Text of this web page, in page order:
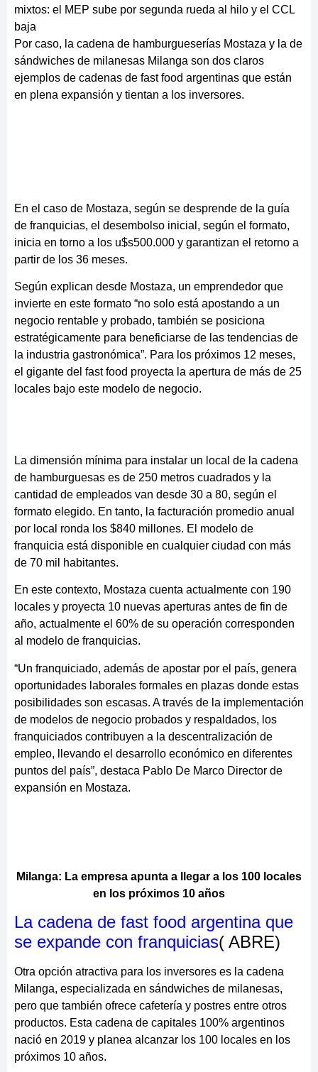
mixtos: el MEP sube por segunda rueda al hilo y el CCL
baja
Por caso, la cadena de hamburgueserías Mostaza y la de
sándwiches de milanesas Milanga son dos claros
ejemplos de cadenas de fast food argentinas que están
en plena expansión y tientan a los inversores.
En el caso de Mostaza, según se desprende de la guía
de franquicias, el desembolso inicial, según el formato,
inicia en torno a los u$s500.000 y garantizan el retorno a
partir de los 36 meses.
Según explican desde Mostaza, un emprendedor que
invierte en este formato “no solo está apostando a un
negocio rentable y probado, también se posiciona
estratégicamente para beneficiarse de las tendencias de
la industria gastronómica”. Para los próximos 12 meses,
el gigante del fast food proyecta la apertura de más de 25
locales bajo este modelo de negocio.
La dimensión mínima para instalar un local de la cadena
de hamburguesas es de 250 metros cuadrados y la
cantidad de empleados van desde 30 a 80, según el
formato elegido. En tanto, la facturación promedio anual
por local ronda los $840 millones. El modelo de
franquicia está disponible en cualquier ciudad con más
de 70 mil habitantes.
En este contexto, Mostaza cuenta actualmente con 190
locales y proyecta 10 nuevas aperturas antes de fin de
año, actualmente el 60% de su operación corresponden
al modelo de franquicias.
“Un franquiciado, además de apostar por el país, genera
oportunidades laborales formales en plazas donde estas
posibilidades son escasas. A través de la implementación
de modelos de negocio probados y respaldados, los
franquiciados contribuyen a la descentralización de
empleo, llevando el desarrollo económico en diferentes
puntos del país”, destaca Pablo De Marco Director de
expansión en Mostaza.
Milanga: La empresa apunta a llegar a los 100 locales
en los próximos 10 años
La cadena de fast food argentina que
se expande con franquicias( ABRE)
Otra opción atractiva para los inversores es la cadena
Milanga, especializada en sándwiches de milanesas,
pero que también ofrece cafetería y postres entre otros
productos. Esta cadena de capitales 100% argentinos
nació en 2019 y planea alcanzar los 100 locales en los
próximos 10 años.